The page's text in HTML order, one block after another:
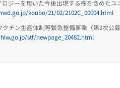
ジーを用いた今後出現する株を含めたユ
koubo/21/02/2102C_00004.html
クチン生産体制等緊急整備事業（第2次公
stf/newpage_20482.html